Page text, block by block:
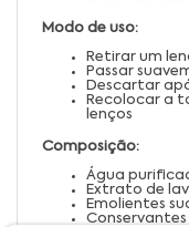
Modo de uso:
Retirar um
Passar
Descartar
Recolocar a
lenços
Composição:
Água
Extrato de
Emolientes
Conservantes